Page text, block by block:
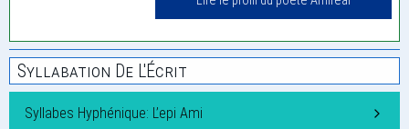
Syllabation De L'Écrit
Syllabes Hyphénique: L’epi Ami